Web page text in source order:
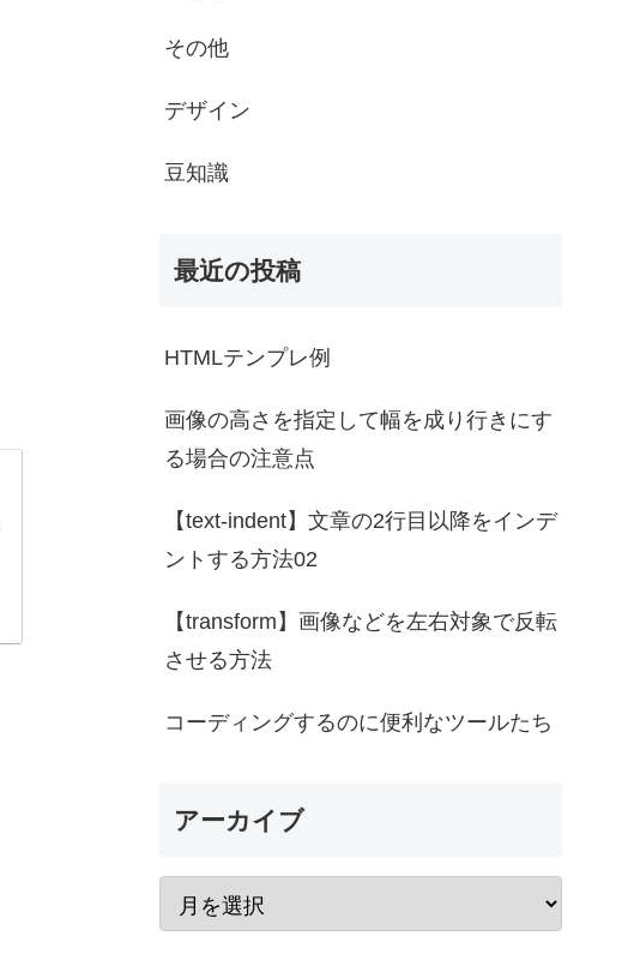
その他
デザイン
豆知識
最近の投稿
HTMLテンプレ例
画像の高さを指定して幅を成り行きにす
る場合の注意点
【text-indent】文章の2行目以降をインデ
ントする方法02
【transform】画像などを左右対象で反転
させる方法
コーディングするのに便利なツールたち
アーカイブ